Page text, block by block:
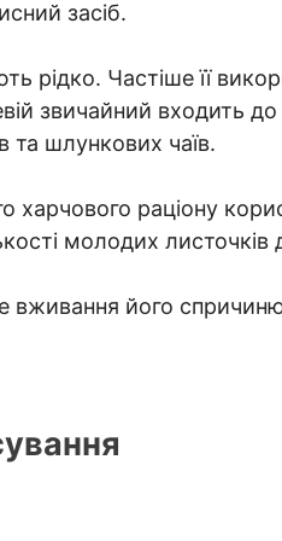
засіб.
рідко. Частіше її
звичайний входить
та шлункових чаїв.
харчового раціону
молодих листочків
вживання його